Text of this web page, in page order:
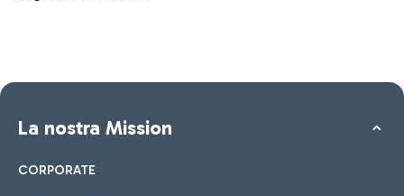
La nostra Mission
CORPORATE